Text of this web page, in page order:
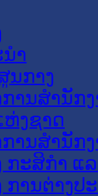
າ
ນກາງ
ານສໍານັກ
ງຊາດ
ານສຳນັກ
ກະສິກຳ ແ
ການຕ່າງປ